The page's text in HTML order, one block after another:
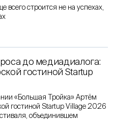
строится не на успехах,
до медиадиалога:
гостиной Startup
«Большая Тройка» Артём
гостиной Startup Village 2026
объединившем